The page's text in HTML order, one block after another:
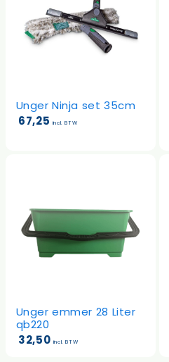
Unger Ninja set 35cm
67,25 incl. BTW
Unger emmer 28 Liter
qb220
32,50 incl. BTW